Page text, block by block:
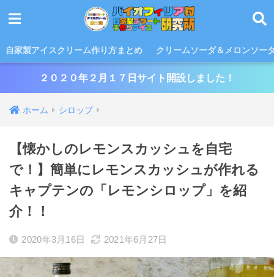
自家製アイスクリーム作り方まとめ クリームソーダ＆メロンソー
２０２０年２月１７日サイト開設しました！
ホーム シロップ
【懐かしのレモンスカッシュを自宅
で！】簡単にレモンスカッシュが作れる
キャプテンの「レモンシロップ」を紹
介！！
2020年3月16日 2021年6月27日